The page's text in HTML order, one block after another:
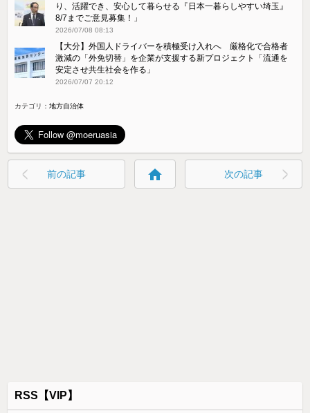
り、活躍でき、安心して暮らせる『日本一暮らしやすい埼玉』
8/7までご意見募集！」
2026/07/08 08:13
【大分】外国人ドライバーを積極受け入れへ 厳格化で合格者
激減の「外免切替」を企業が支援する新プロジェクト「流通を
安定させ共生社会を作る」
2026/07/07 20:12
カテゴリ：地方自治体
前の記事 home 次の記事
RSS【VIP】